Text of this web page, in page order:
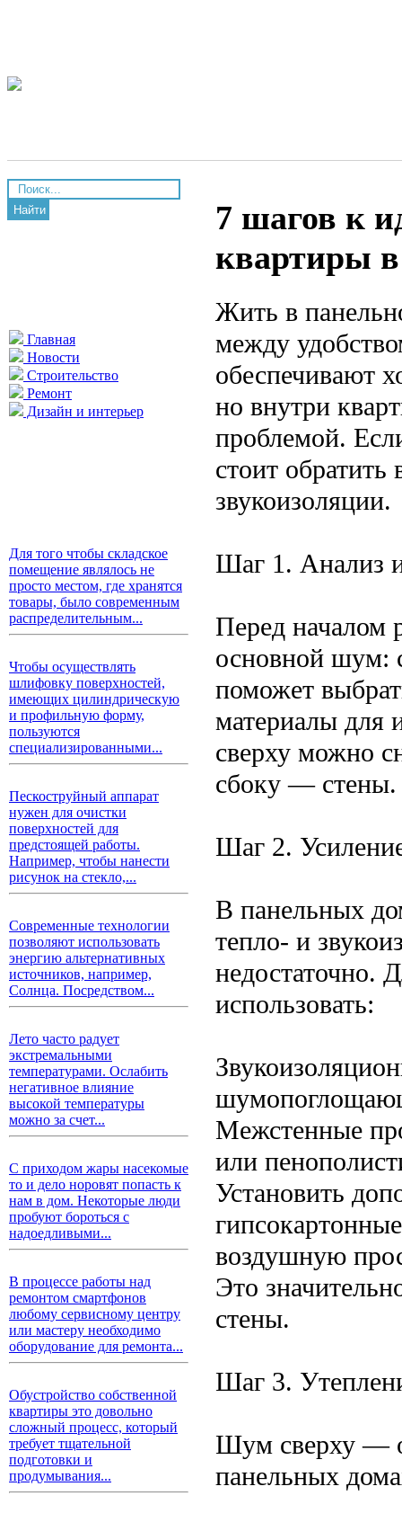
Найти
Главная
Новости
Строительство
Ремонт
Дизайн и интерьер
Для того чтобы складское
помещение являлось не
просто местом, где хранятся
товары, было современным
распределительным...
Чтобы осуществлять
шлифовку поверхностей,
имеющих цилиндрическую
и профильную форму,
пользуются
специализированными...
Пескоструйный аппарат
нужен для очистки
поверхностей для
предстоящей работы.
Например, чтобы нанести
рисунок на стекло,...
Современные технологии
позволяют использовать
энергию альтернативных
источников, например,
Солнца. Посредством...
Лето часто радует
экстремальными
температурами. Ослабить
негативное влияние
высокой температуры
можно за счет...
С приходом жары насекомые
то и дело норовят попасть к
нам в дом. Некоторые люди
пробуют бороться с
надоедливыми...
В процессе работы над
ремонтом смартфонов
любому сервисному центру
или мастеру необходимо
оборудование для ремонта...
Обустройство собственной
квартиры это довольно
сложный процесс, который
требует тщательной
подготовки и
продумывания...
7 шагов к
квартиры
Жить в
между
обеспечивают
но внутри
проблемой.
стоит
звукоизоляции.
Шаг 1. Анализ
Перед началом
основной шум:
поможет
материалы для
сверху можно
сбоку — стены.
Шаг 2.
В панельных
тепло- и
недостаточно.
использовать:
Межстенные
или
Установить
воздушную
Это
стены.
Шаг 3.
Шум сверху —
панельных